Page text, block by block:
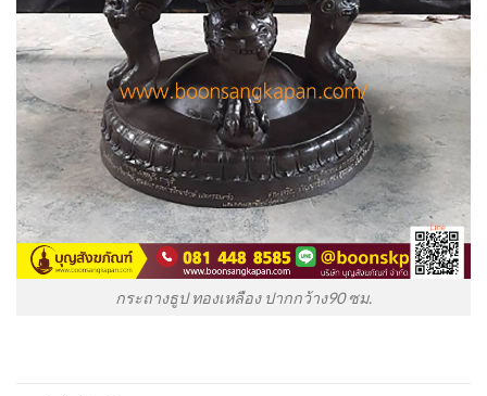
กระถางธูป ทองเหลือง ปากกว้าง90 ซม.